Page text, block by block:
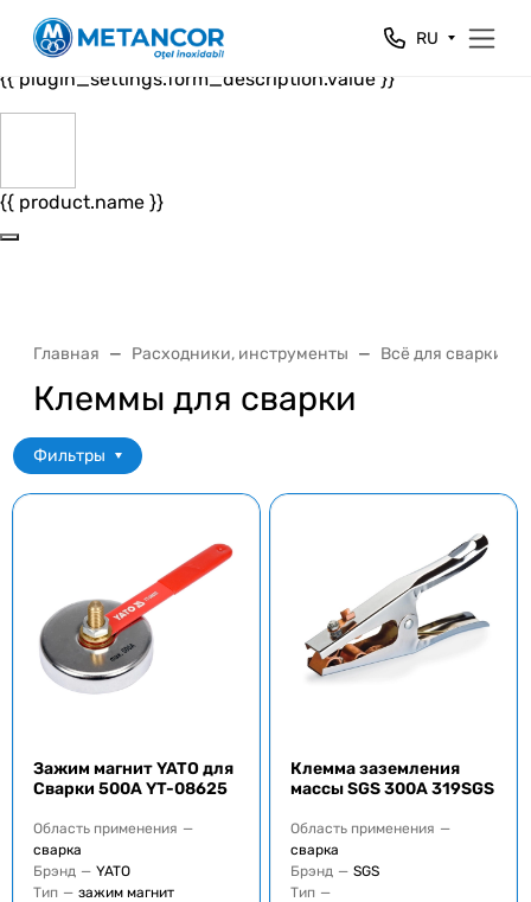
Close
{{ plugin_settings.form_header.value }}
{{ plugin_settings.form_description.value }}
{{ product.name }}
RU
Главная Расходники, инструменты Всё для сварки
Клеммы для сварки
Фильтры
Зажим магнит YATO для
Сварки 500A YT-08625
Область применения —
сварка
Брэнд — YATO
Тип — зажим магнит
Клемма заземления
массы SGS 300A 319SGS
Область применения —
сварка
Брэнд — SGS
Тип —